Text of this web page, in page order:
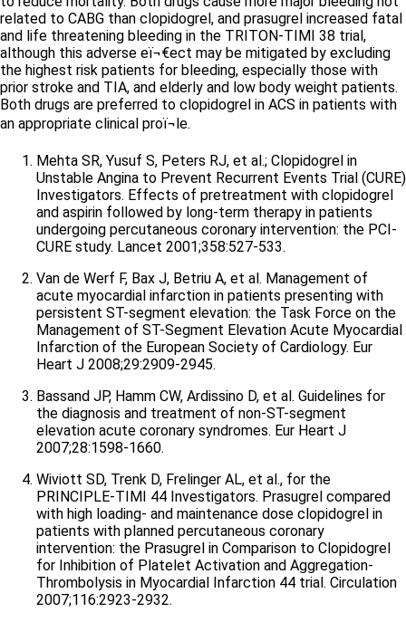
related to CABG than clopidogrel, and prasugrel increased fatal
and life threatening bleeding in the TRITON-TIMI 38 trial,
although this adverse eï¬€ect may be mitigated by excluding
the highest risk patients for bleeding, especially those with
prior stroke and TIA, and elderly and low body weight patients.
Both drugs are preferred to clopidogrel in ACS in patients with
an appropriate clinical proï¬le.
Mehta SR, Yusuf S, Peters RJ, et al.; Clopidogrel in
Unstable Angina to Prevent Recurrent Events Trial (CURE)
Investigators. Effects of pretreatment with clopidogrel
and aspirin followed by long-term therapy in patients
undergoing percutaneous coronary intervention: the PCI-
CURE study. Lancet 2001;358:527-533.
Van de Werf F, Bax J, Betriu A, et al. Management of
acute myocardial infarction in patients presenting with
persistent ST-segment elevation: the Task Force on the
Management of ST-Segment Elevation Acute Myocardial
Infarction of the European Society of Cardiology. Eur
Heart J 2008;29:2909-2945.
Bassand JP, Hamm CW, Ardissino D, et al. Guidelines for
the diagnosis and treatment of non-ST-segment
elevation acute coronary syndromes. Eur Heart J
2007;28:1598-1660.
Wiviott SD, Trenk D, Frelinger AL, et al., for the
PRINCIPLE-TIMI 44 Investigators. Prasugrel compared
with high loading- and maintenance dose clopidogrel in
patients with planned percutaneous coronary
intervention: the Prasugrel in Comparison to Clopidogrel
for Inhibition of Platelet Activation and Aggregation-
Thrombolysis in Myocardial Infarction 44 trial. Circulation
2007;116:2923-2932.